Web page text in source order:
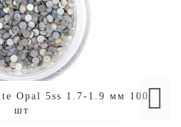
Opal 5ss 1.7-1.9 мм 100
шт